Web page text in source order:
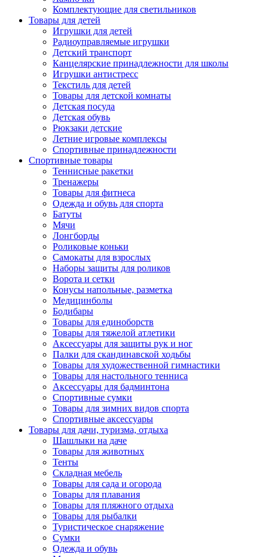
Комплектующие для светильников
Товары для детей
Игрушки для детей
Радиоуправляемые игрушки
Детский транспорт
Канцелярские принадлежности для школы
Игрушки антистресс
Текстиль для детей
Товары для детской комнаты
Детская посуда
Детская обувь
Рюкзаки детские
Летние игровые комплексы
Спортивные принадлежности
Спортивные товары
Теннисные ракетки
Тренажеры
Товары для фитнеса
Одежда и обувь для спорта
Батуты
Мячи
Лонгборды
Роликовые коньки
Самокаты для взрослых
Наборы защиты для роликов
Ворота и сетки
Конусы напольные, разметка
Медицинболы
Бодибары
Товары для единоборств
Товары для тяжелой атлетики
Аксессуары для защиты рук и ног
Палки для скандинавской ходьбы
Товары для художественной гимнастики
Товары для настольного тенниса
Аксессуары для бадминтона
Спортивные сумки
Товары для зимних видов спорта
Спортивные аксессуары
Товары для дачи, туризма, отдыха
Шашлыки на даче
Товары для животных
Тенты
Складная мебель
Товары для сада и огорода
Товары для плавания
Товары для пляжного отдыха
Товары для рыбалки
Туристическое снаряжение
Сумки
Одежда и обувь